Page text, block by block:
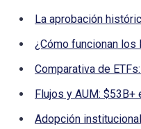
La aprobación
¿Cómo funcionan los
Comparativa de
Flujos y AUM: $53B+
Adopción